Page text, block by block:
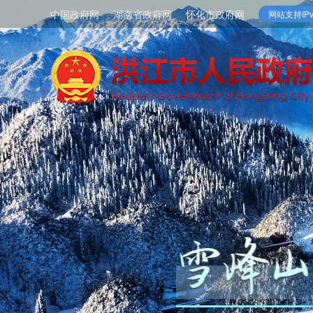
中国政府网 湖南省政府网 怀化市政府网 网站支持